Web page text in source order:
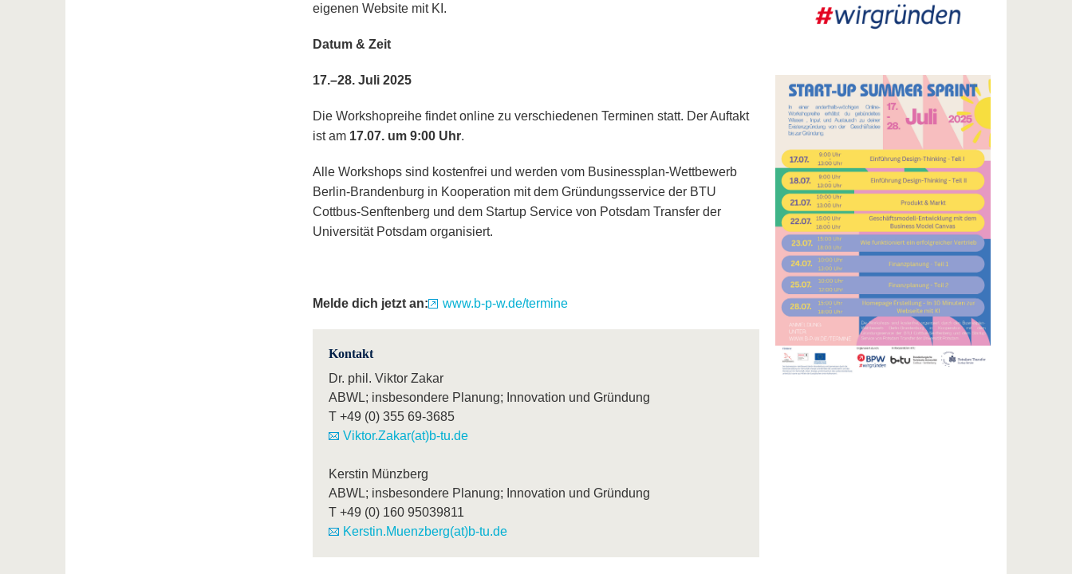
eigenen Website mit KI.
Datum & Zeit
17.–28. Juli 2025
Die Workshopreihe findet online zu verschiedenen Terminen statt. Der Auftakt
ist am 17.07. um 9:00 Uhr.
Alle Workshops sind kostenfrei und werden vom Businessplan-Wettbewerb
Berlin-Brandenburg in Kooperation mit dem Gründungsservice der BTU
Cottbus-Senftenberg und dem Startup Service von Potsdam Transfer der
Universität Potsdam organisiert.
Melde dich jetzt an: www.b-p-w.de/termine
Kontakt
Dr. phil. Viktor Zakar
ABWL; insbesondere Planung; Innovation und Gründung
T +49 (0) 355 69-3685
Viktor.Zakar(at)b-tu.de
Kerstin Münzberg
ABWL; insbesondere Planung; Innovation und Gründung
T +49 (0) 160 95039811
Kerstin.Muenzberg(at)b-tu.de